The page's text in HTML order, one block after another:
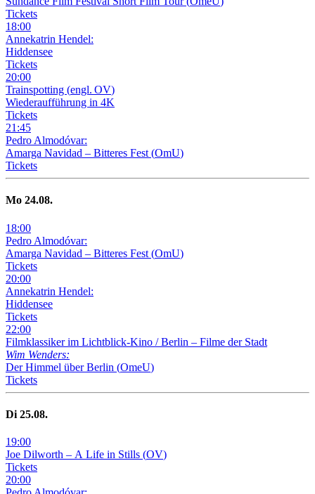
Tickets
18:00
Annekatrin Hendel:
Hiddensee
Tickets
20:00
Trainspotting (engl. OV)
Wiederaufführung in 4K
Tickets
21 :45
Pedro Almodóvar:
Amarga Navidad – Bitteres Fest (OmU)
Tickets
Mo 24.08.
18:00
Pedro Almodóvar:
Amarga Navidad – Bitteres Fest (OmU)
Tickets
20:00
Annekatrin Hendel:
Hiddensee
Tickets
22:00
Filmklassiker im Lichtblick-Kino /Berlin – Filme der Stadt
Wim Wenders:
Der Himmel über Berlin (OmeU)
Tickets
Di 25.08.
19:00
Joe Dilworth – A Life in Stills (OV)
Tickets
20:00